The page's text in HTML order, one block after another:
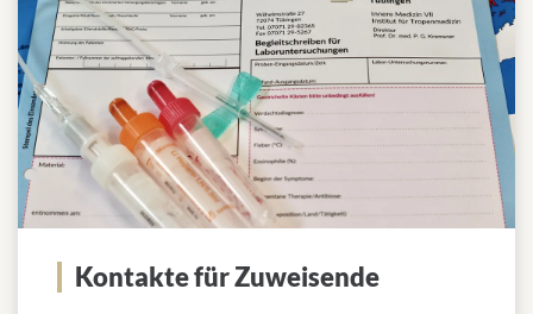
Kontakte für Zuweisende